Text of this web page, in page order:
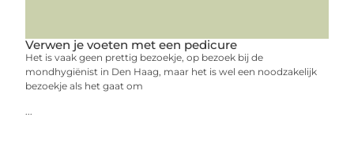
Verwen je voeten met een pedicure
Het is vaak geen prettig bezoekje, op bezoek bij de
mondhygiënist in Den Haag, maar het is wel een noodzakelijk
bezoekje als het gaat om